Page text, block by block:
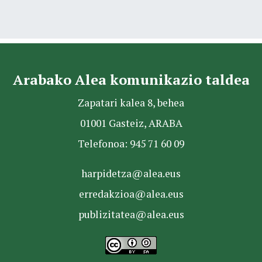
Arabako Alea komunikazio taldea
Zapatari kalea 8, behea
01001 Gasteiz, ARABA
Telefonoa: 945 71 60 09
harpidetza@alea.eus
erredakzioa@alea.eus
publizitatea@alea.eus